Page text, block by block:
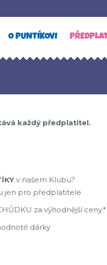
O PUNTÍKOVI
každý předplatitel.
v našem Klubu?
jen pro předplatitele
za výhodnější ceny*
dárky